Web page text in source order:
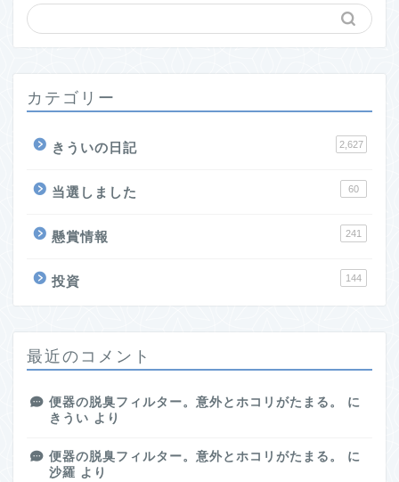
カテゴリー
きういの日記 2,627
当選しました 60
懸賞情報 241
投資 144
最近のコメント
便器の脱臭フィルター。意外とホコリがたまる。
に
きうい より
便器の脱臭フィルター。意外とホコリがたまる。
に
沙羅 より